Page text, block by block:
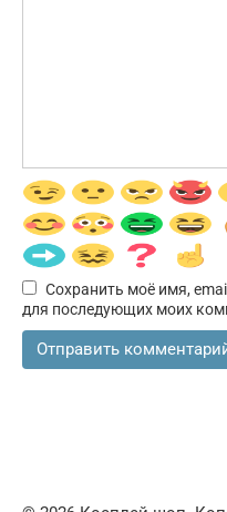
Сохранить моё имя,
для последующих моих